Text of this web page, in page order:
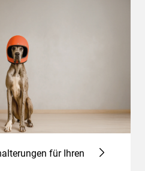
für Ihren